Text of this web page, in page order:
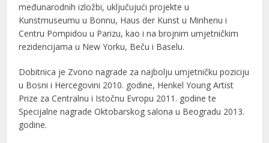
međunarodnih izložbi, uključujući projekte u
Kunstmuseumu u Bonnu, Haus der Kunst u Minhenu i
Centru Pompidou u Parizu, kao i na brojnim umjetničkim
rezidencijama u New Yorku, Beču i Baselu.
Dobitnica je Zvono nagrade za najbolju umjetničku poziciju
u Bosni i Hercegovini 2010. godine, Henkel Young Artist
Prize za Centralnu i Istočnu Evropu 2011. godine te
Specijalne nagrade Oktobarskog salona u Beogradu 2013.
godine.